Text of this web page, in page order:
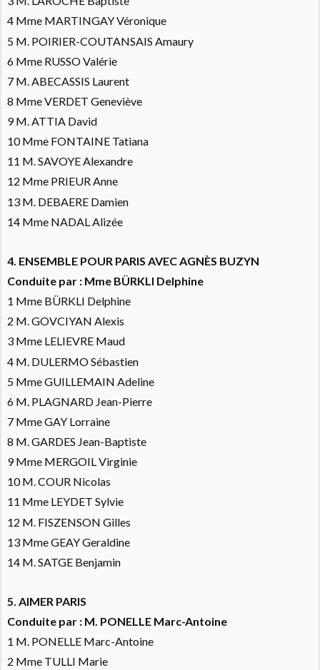
4 Mme MARTINGAY Véronique
5 M. POIRIER-COUTANSAIS Amaury
6 Mme RUSSO Valérie
7 M. ABECASSIS Laurent
8 Mme VERDET Geneviève
9 M. ATTIA David
10 Mme FONTAINE Tatiana
11 M. SAVOYE Alexandre
12 Mme PRIEUR Anne
13 M. DEBAERE Damien
14 Mme NADAL Alizée
4. ENSEMBLE POUR PARIS AVEC AGNÈS BUZYN
Conduite par : Mme BÜRKLI Delphine
1 Mme BÜRKLI Delphine
2 M. GOVCIYAN Alexis
3 Mme LELIEVRE Maud
4 M. DULERMO Sébastien
5 Mme GUILLEMAIN Adeline
6 M. PLAGNARD Jean-Pierre
7 Mme GAY Lorraine
8 M. GARDES Jean-Baptiste
9 Mme MERGOIL Virginie
10 M. COUR Nicolas
11 Mme LEYDET Sylvie
12 M. FISZENSON Gilles
13 Mme GEAY Geraldine
14 M. SATGE Benjamin
5. AIMER PARIS
Conduite par : M. PONELLE Marc-Antoine
1 M. PONELLE Marc-Antoine
2 Mme TULLI Marie